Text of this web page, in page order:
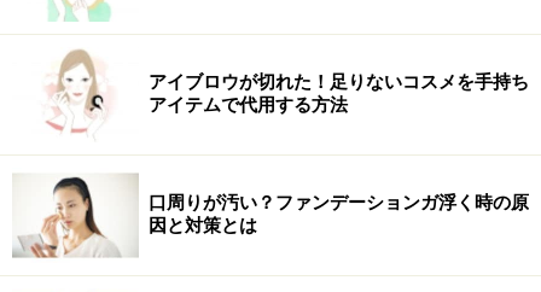
アイブロウが切れた！足りないコスメを手持ち
アイテムで代用する方法
口周りが汚い？ファンデーションガ浮く時の原
因と対策とは